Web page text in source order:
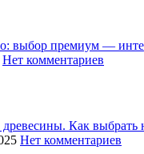
выбор премиум —
Нет комментариев
Как выбрать
Нет комментариев